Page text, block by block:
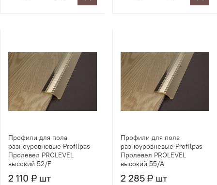
Профили для пола
разноуровневые Profilpas
Пролевел PROLEVEL
высокий 52/F
2 110 ₽ шт
Профили для пола
разноуровневые Profilpas
Пролевел PROLEVEL
высокий 55/A
2 285 ₽ шт